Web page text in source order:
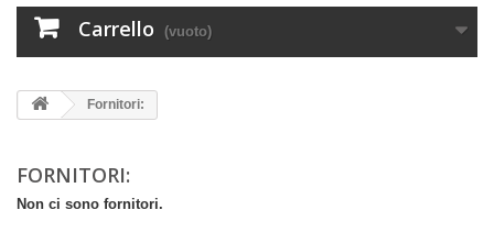
Carrello (vuoto)
Fornitori:
FORNITORI:
Non ci sono fornitori.